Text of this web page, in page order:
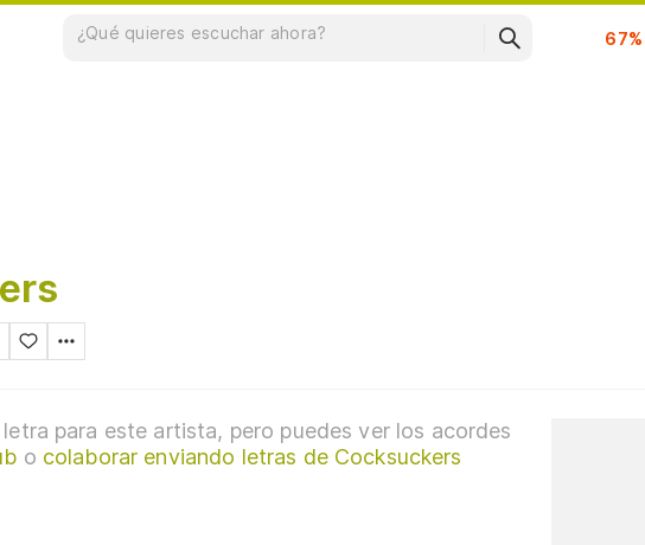
para este artista, pero puedes ver los acordes
o colaborar enviando letras de Cocksuckers